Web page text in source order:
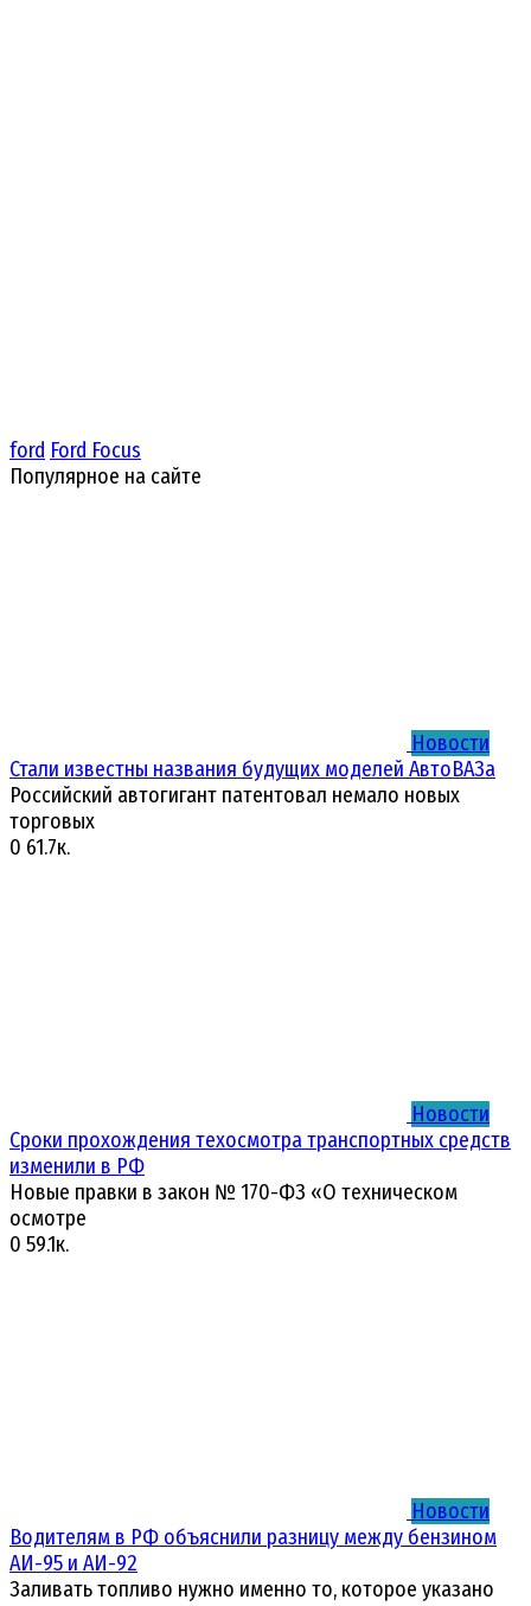
ford Ford Focus
Популярное на сайте
Новости
Стали известны названия будущих моделей АвтоВАЗа
Российский автогигант патентовал немало новых
торговых
0 61.7к.
Новости
Сроки прохождения техосмотра транспортных средств
изменили в РФ
Новые правки в закон № 170-ФЗ «О техническом
осмотре
0 59.1к.
Новости
Водителям в РФ объяснили разницу между бензином
АИ-95 и АИ-92
Заливать топливо нужно именно то, которое указано